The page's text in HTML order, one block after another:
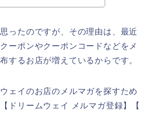
ったのですが、その理由は、最近
ーポンやクーポンコードなどをメ
するお店が増えているからです。
ェイのお店のメルマガを探すため
ドリームウェイ メルマガ登録】【